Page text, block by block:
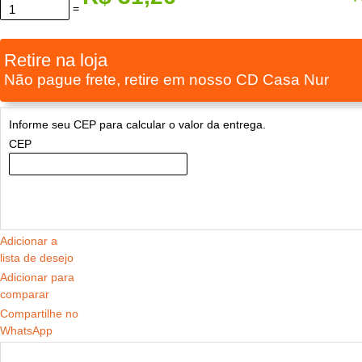
=
Retire na loja
Não pague frete, retire em nosso CD Casa Nur
Informe seu CEP para calcular o valor da entrega.
CEP
Adicionar a
lista de desejo
Adicionar para
comparar
Compartilhe no
WhatsApp